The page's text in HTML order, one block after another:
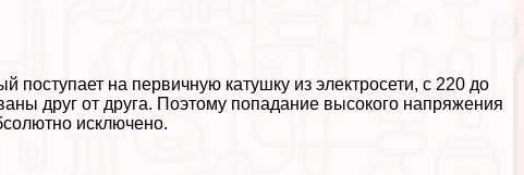
поступает на первичную катушку из электросети, с 220 до
друг от друга. Поэтому попадание высокого напряжения
исключено.